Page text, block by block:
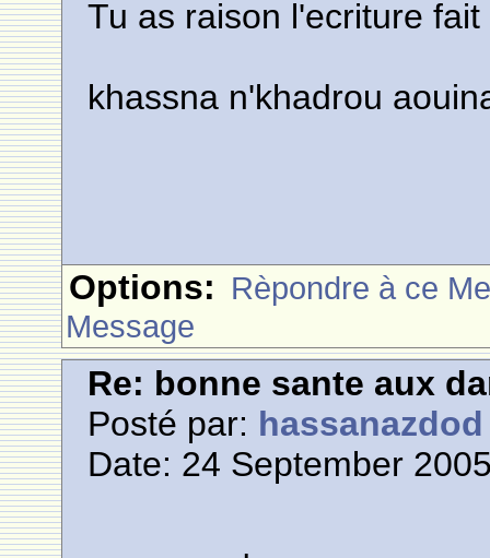
Tu as raison l'ecriture
khassna n'khadrou
Options: Rèpondre à ce
Message
Re: bonne sante aux
Posté par: hassanazdod
Date: 24 September